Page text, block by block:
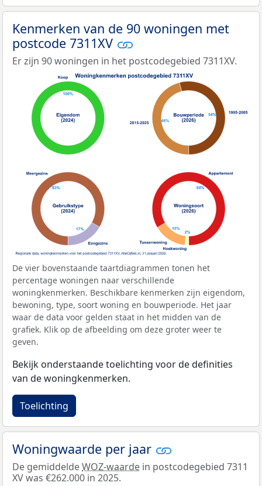
Kenmerken van de 90 woningen met
postcode 7311XV
Er zijn 90 woningen in het postcodegebied 7311XV.
De vier bovenstaande taartdiagrammen tonen het
percentage woningen naar verschillende
woningkenmerken. Beschikbare kenmerken zijn eigendom,
bewoning, type, soort woning en bouwperiode. Het jaar
waar de data voor gelden staat in het midden van de
grafiek. Klik op de afbeelding om deze groter weer te
geven.
Bekijk onderstaande toelichting voor de definities
van de woningkenmerken.
Toelichting
Woningwaarde per jaar
De gemiddeldeWOZ-waarde in postcodegebied 7311
XV was €262.000 in 2025.